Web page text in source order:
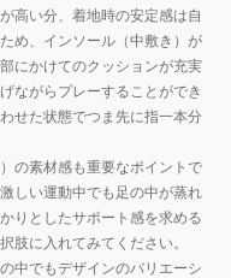
高い分、着地時の安定感は自
め、インソール（中敷き）が
にかけてのクッションが充実
ながらプレーすることができ
せた状態でつま先に指一本分
の素材感も重要なポイントで
しい運動中でも足の中が蒸れ
りとしたサポート感を求める
肢に入れてみてください。
中でもデザインのバリエーシ